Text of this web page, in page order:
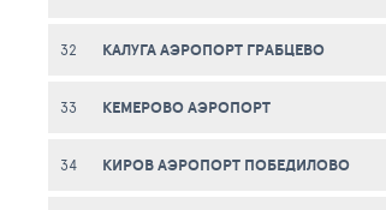
32 КАЛУГА АЭРОПОРТ ГРАБЦЕВО
33 КЕМЕРОВО АЭРОПОРТ
34 КИРОВ АЭРОПОРТ ПОБЕДИЛОВО